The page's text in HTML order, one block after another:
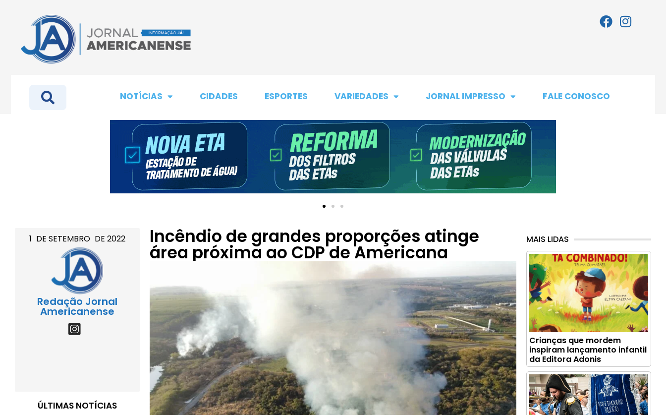
NOTÍCIAS CIDADES ESPORTES VARIEDADES JORNAL IMPRESSO FALE CONOSCO
1 DE SETEMBRO DE 2022
Redação Jornal
Americanense
ÚLTIMAS NOTÍCIAS
Incêndio de grandes proporções atinge
área próxima ao CDP de Americana
MAIS LIDAS
Crianças que mordem
inspiram lançamento infantil
da Editora Adonis